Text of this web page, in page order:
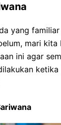
yang
mari
ini agar
ketika